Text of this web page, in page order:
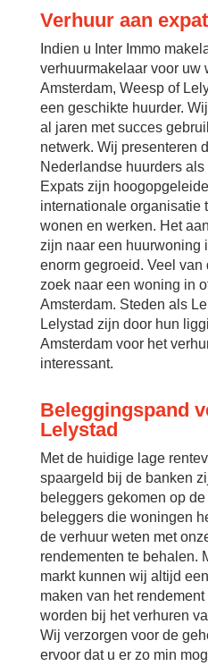
Verhuur aan
Indien u Inter Immo
verhuurmakelaar voor uw
Amsterdam, Weesp of
een geschikte huurder.
al jaren met succes
netwerk. Wij presenteren
Nederlandse huurders als
Expats zijn
internationale organisatie
wonen en werken. Het
zijn naar een huurwoning
enorm gegroeid. Veel
zoek naar een woning in
Amsterdam. Steden als
Lelystad zijn door hun
Amsterdam voor het
interessant.
Beleggingspand
Lelystad
Met de huidige lage
spaargeld bij de banken
beleggers gekomen op
beleggers die woningen
de verhuur weten met
rendementen te behalen.
markt kunnen wij altijd
maken van het
worden bij het verhuren
Wij verzorgen voor de
ervoor dat u er zo min